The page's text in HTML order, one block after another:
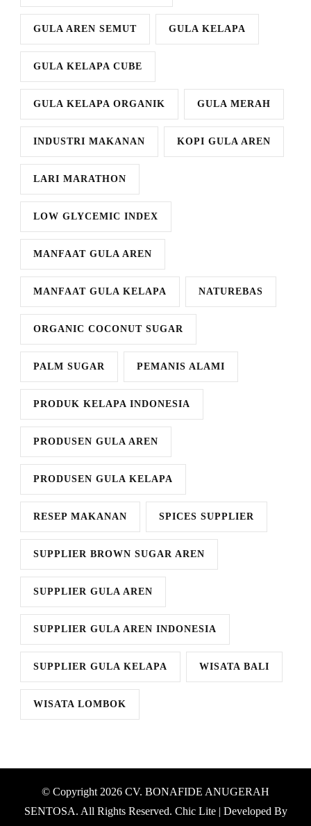
GULA AREN SEMUT GULA KELAPA
GULA KELAPA CUBE
GULA KELAPA ORGANIK GULA MERAH
INDUSTRI MAKANAN KOPI GULA AREN
LARI MARATHON
LOW GLYCEMIC INDEX
MANFAAT GULA AREN
MANFAAT GULA KELAPA NATUREBAS
ORGANIC COCONUT SUGAR
PALM SUGAR PEMANIS ALAMI
PRODUK KELAPA INDONESIA
PRODUSEN GULA AREN
PRODUSEN GULA KELAPA
RESEP MAKANAN SPICES SUPPLIER
SUPPLIER BROWN SUGAR AREN
SUPPLIER GULA AREN
SUPPLIER GULA AREN INDONESIA
SUPPLIER GULA KELAPA WISATA BALI
WISATA LOMBOK
© Copyright 2026 CV. BONAFIDE ANUGERAH
SENTOSA. All Rights Reserved. Chic Lite | Developed By